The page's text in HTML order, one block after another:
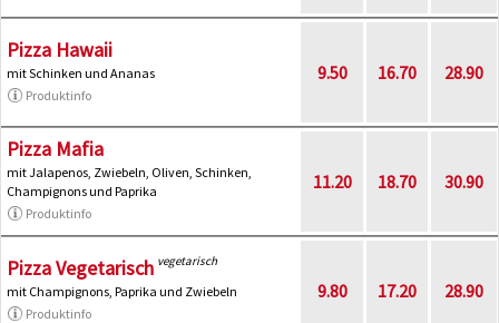
Pizza Hawaii
mit Schinken und Ananas
Produktinfo
9.50 16.70 28.90
Pizza Mafia
mit Jalapenos, Zwiebeln, Oliven, Schinken,
Champignons und Paprika
Produktinfo
11.20 18.70 30.90
Pizza Vegetarisch vegetarisch
mit Champignons, Paprika und Zwiebeln
Produktinfo
9.80 17.20 28.90